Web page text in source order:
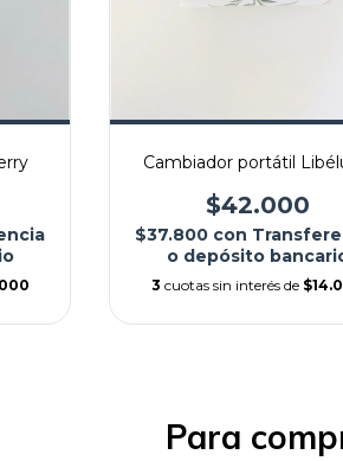
Cambiador portátil
$42.000
$37.800 con
o depósito
3 cuotas sin interés de
Para